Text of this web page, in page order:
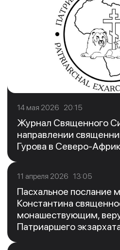
14 мая 2026 20:15
Журнал Священного
направлении
Гурова в Северо-
11 апреля 2026 13:05
Пасхальное послание
Константина
монашествующим,
Патриаршего